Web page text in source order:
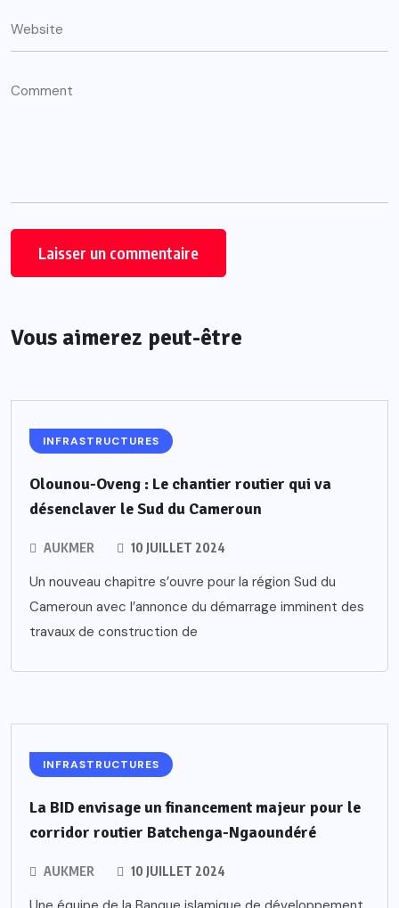
Vous aimerez peut-être
INFRASTRUCTURES
Olounou-Oveng : Le chantier routier qui va
désenclaver le Sud du Cameroun
AUKMER 10 JUILLET 2024
Un nouveau chapitre s’ouvre pour la région Sud du
Cameroun avec l’annonce du démarrage imminent des
travaux de construction de
INFRASTRUCTURES
La BID envisage un financement majeur pour le
corridor routier Batchenga-Ngaoundéré
AUKMER 10 JUILLET 2024